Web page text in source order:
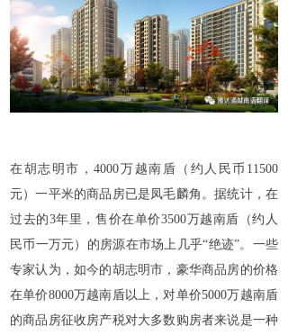
在胡志明市，4000万越南盾（约人民币11500
元）一平米的商品房已是凤毛麟角。据统计，在
过去的3年里，售价在单价3500万越南盾（约人
民币一万元）的房源在市场上几乎“绝迹”。一些
专家认为，如今的胡志明市，豪华商品房的价格
在单价8000万越南盾以上，对单价5000万越南盾
的商品房征收房产税对大多数购房者来说是一种